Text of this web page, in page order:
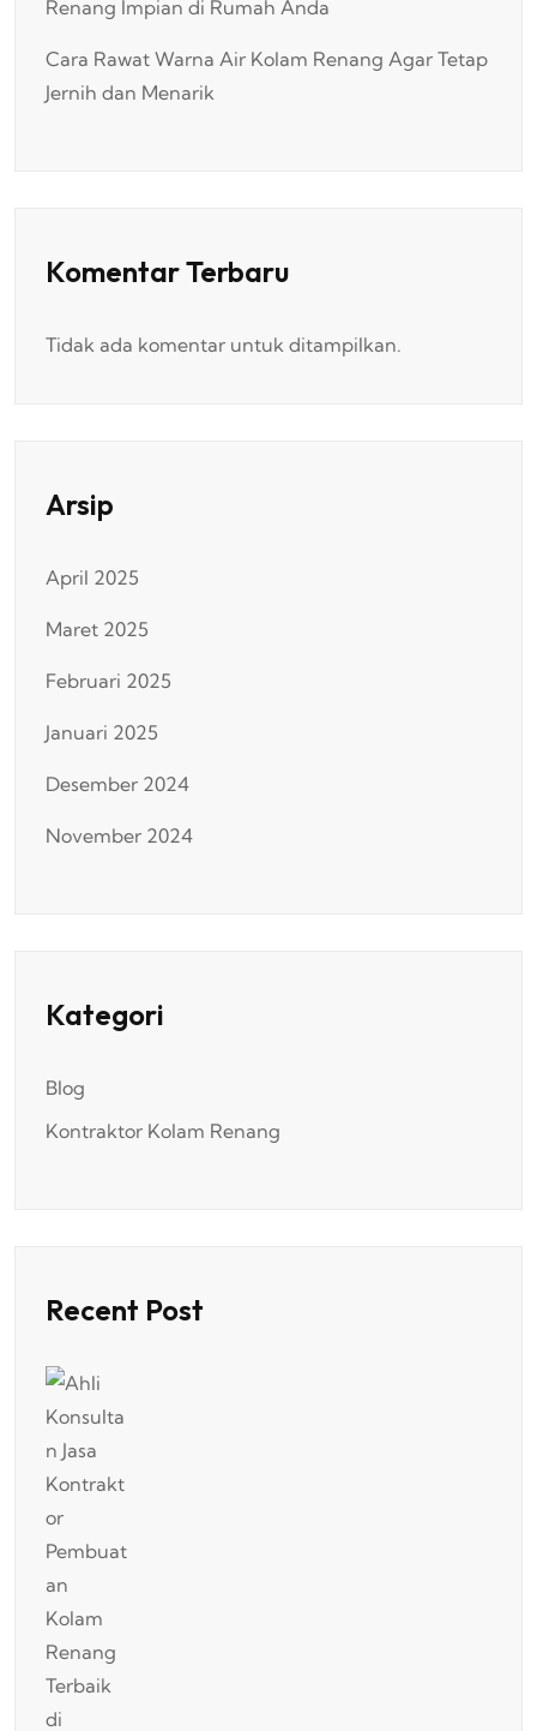
Renang Impian di Rumah Anda
Cara Rawat Warna Air Kolam Renang Agar Tetap
Jernih dan Menarik
Komentar Terbaru
Tidak ada komentar untuk ditampilkan.
Arsip
April 2025
Maret 2025
Februari 2025
Januari 2025
Desember 2024
November 2024
Kategori
Blog
Kontraktor Kolam Renang
Recent Post